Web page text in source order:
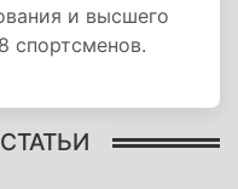
и высшего
спортсменов.